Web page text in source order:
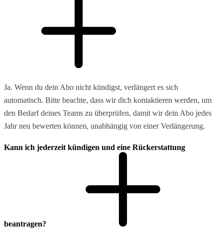
Ja. Wenn du dein Abo nicht kündigst, verlängert es sich
automatisch. Bitte beachte, dass wir dich kontaktieren werden, um
den Bedarf deines Teams zu überprüfen, damit wir dein Abo jedes
Jahr neu bewerten können, unabhängig von einer Verlängerung.
Kann ich jederzeit kündigen und eine Rückerstattung
beantragen?